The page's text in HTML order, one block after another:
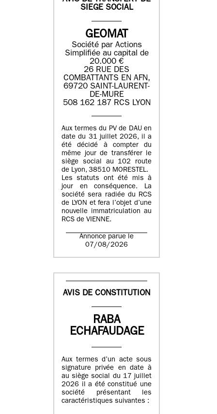
SIEGE SOCIAL
GEOMAT
Société par Actions
Simplifiée au capital de
20.000 €
26 RUE DES
COMBATTANTS EN AFN,
69720 SAINT-LAURENT-
DE-MURE
508 162 187 RCS LYON
Aux termes du PV de DAU en
date du 31 juillet 2026, il a
été décidé à compter du
même jour de transférer le
siège social au 102 route
de Lyon, 38510 MORESTEL.
Les statuts ont été mis à
jour en conséquence. La
société sera radiée du RCS
de LYON et fera l’objet d’une
nouvelle immatriculation au
RCS de VIENNE.
Annonce parue le
07/08/2026
AVIS DE CONSTITUTION
RABA
ECHAFAUDAGE
Aux termes d’un acte sous
signature privée en date à
au siège social du 17 juillet
2026 il a été constitué une
société présentant les
caractéristiques suivantes :